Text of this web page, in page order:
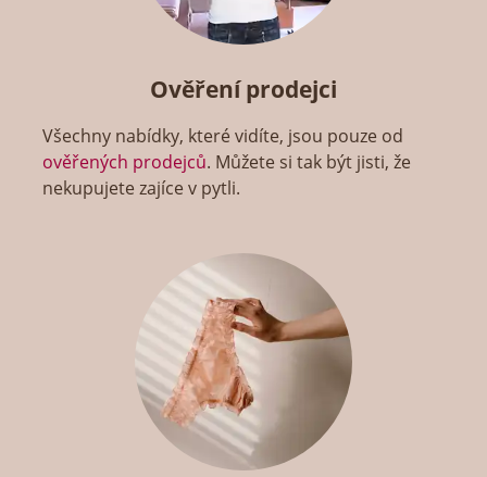
Ověření prodejci
Všechny nabídky, které vidíte, jsou pouze od
ověřených prodejců. Můžete si tak být jisti, že
nekupujete zajíce v pytli.